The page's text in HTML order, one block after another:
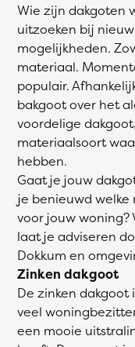
Wie zijn dakgoten
uitzoeken bij
mogelijkheden.
materiaal.
populair.
bakgoot over het
voordelige
materiaalsoort
hebben.
Gaat je jouw
je benieuwd
voor jouw woning?
laat je adviseren
Dokkum en
Zinken dakgoot
De zinken
veel
een mooie